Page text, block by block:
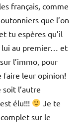
français, comme
que l’on
tu espères qu’il
lui au premier… et
l’immo, pour
faire leur opinion!
soit l’autre
élu!!!
Je te
sur le